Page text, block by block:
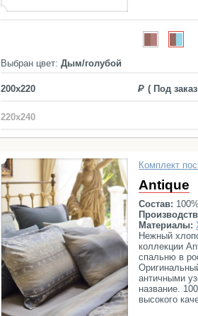
Выбран цвет:Дым/голубой
200x220 ( Под заказ
220x240
Комплект
Antique
Состав:
Материалы:
Нежный
коллекции
спальню в
античными
название.
высокого